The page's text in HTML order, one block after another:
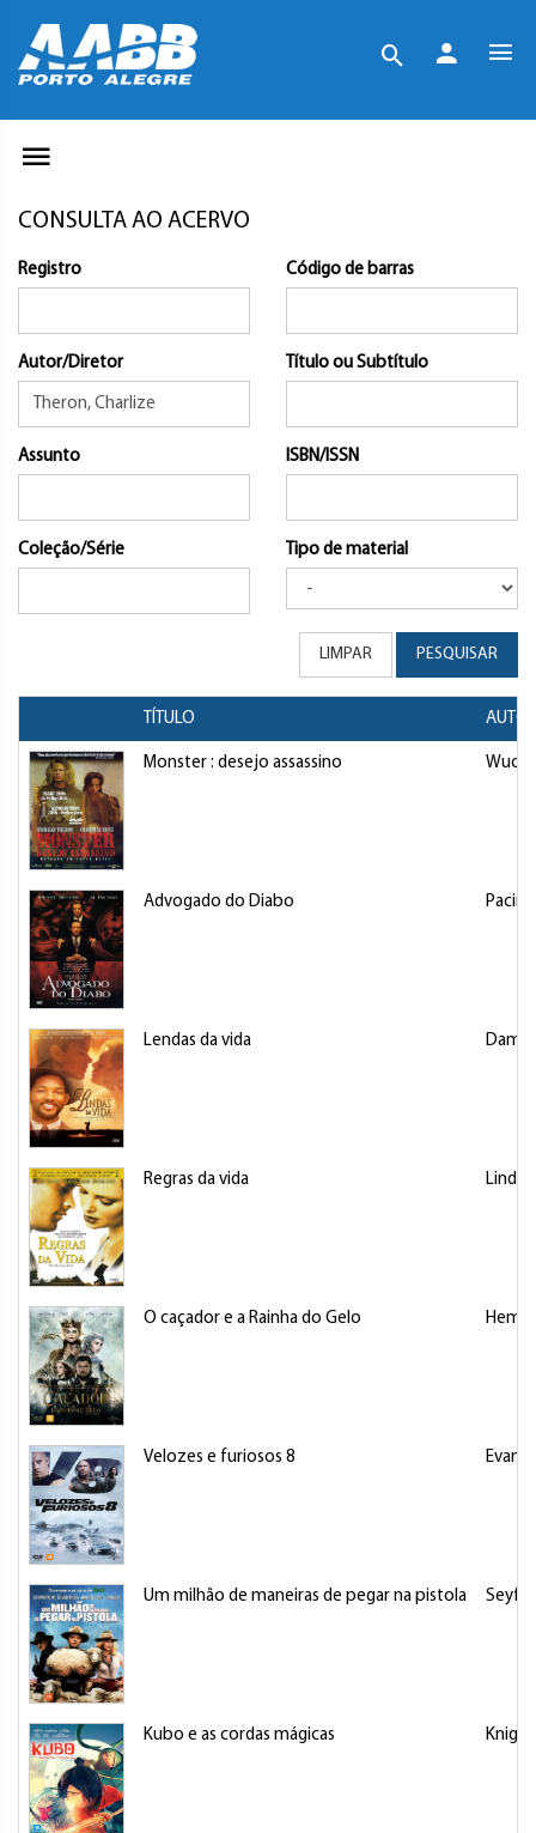
CONSULTA AO ACERVO
Registro Código de barras
Autor/Diretor Título ou Subtítulo
Assunto ISBN/ISSN
Coleção/Série Tipo de material
LIMPAR PESQUISAR
TÍTULO
Monster : desejo assassino
Advogado do Diabo
Lendas da vida
Regras da vida Lindo,
O caçador e a Rainha do Gelo
Velozes e furiosos 8
Um milhão de maneiras de pegar na pistola
Kubo e as cordas mágicas